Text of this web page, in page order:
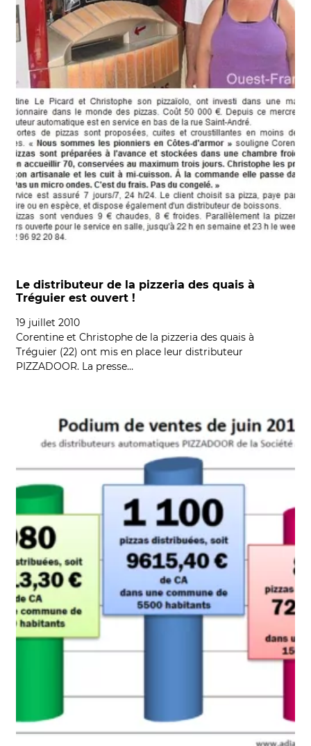
Le distributeur de la pizzeria des quais à
Tréguier est ouvert !
19 juillet 2010
Corentine et Christophe de la pizzeria des quais à
Tréguier (22) ont mis en place leur distributeur
PIZZADOOR. La presse…